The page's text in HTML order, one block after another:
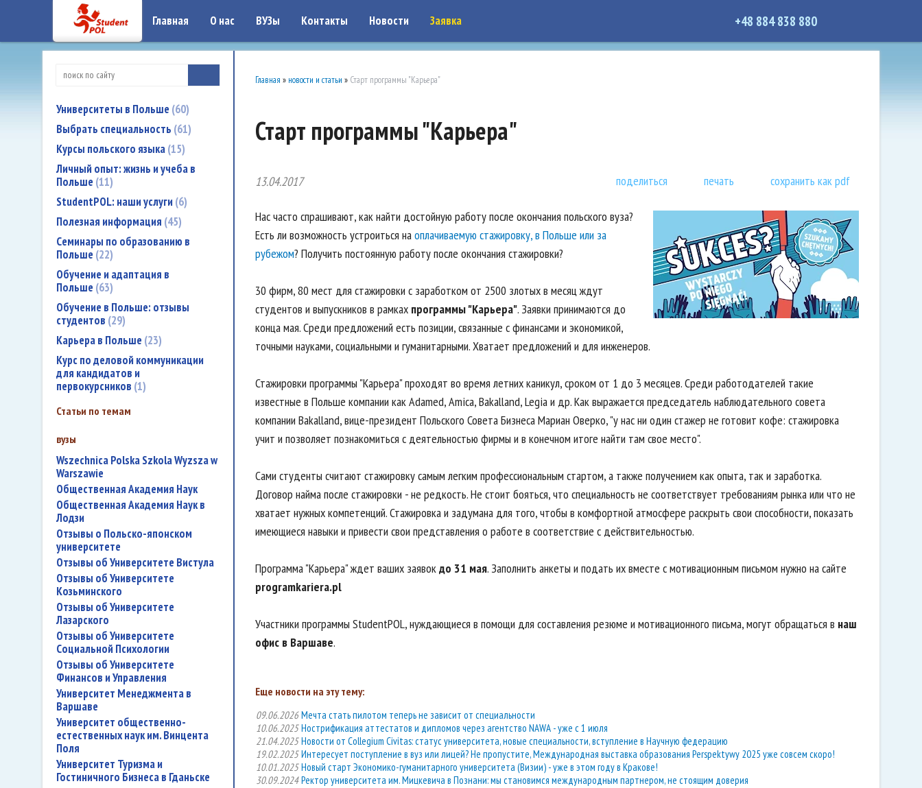
google-site-verification: google7a917c261df1566b.htmlgoogle-site-verification: google7a917c261df1566b.html
Главная О нас ВУЗы Контакты Новости Заявка +48 884 838 880
Университеты в Польше 60
Выбрать специальность 61
Курсы польского языка 15
Личный опыт: жизнь и учеба в
Польше 11
StudentPOL: наши услуги 6
Полезная информация 45
Семинары по образованию в
Польше 22
Обучение и адаптация в
Польше 63
Обучение в Польше: отзывы
студентов 29
Карьера в Польше 23
Курс по деловой коммуникации
для кандидатов и
первокурсников 1
Статьи по темам
вузы
Wszechnica Polska Szkola Wyzsza w
Warszawie
Общественная Академия Наук
Общественная Академия Наук в
Лодзи
Отзывы о Польско-японском
университете
Отзывы об Университете Вистула
Отзывы об Университете
Козьминского
Отзывы об Университете
Лазарского
Отзывы об Университете
Социальной Психологии
Отзывы об Университете
Финансов и Управления
Университет Менеджмента в
Варшаве
Университет общественно-
естественных наук им. Винцента
Поля
Университет Туризма и
Гостиничного Бизнеса в Гданьске
Главная » новости и статьи » Старт программы "Карьера"
Старт программы "Карьера"
13.04.2017 поделиться печать сохранить как pdf
Нас часто спрашивают, как найти достойную работу после окончания польского вуза?
Есть ли возможность устроиться наоплачиваемую стажировку, в Польше или за
рубежом? Получить постоянную работу после окончания стажировки?
30 фирм, 80 мест для стажировки с заработком от 2500 злотых в месяц ждут
студентов и выпускников в рамках программы "Карьера". Заявки принимаются до
конца мая. Среди предложений есть позиции, связанные с финансами и экономикой,
точными науками, социальными и гуманитарными. Хватает предложений и для инженеров.
Стажировки программы "Карьера" проходят во время летних каникул, сроком от 1 до 3 месяцев. Среди работодателей такие
известные в Польше компании как Adamed, Amica, Bakalland, Legia и др. Как выражается председатель наблюдательного совета
компании Bakalland, вице-президент Польского Совета Бизнеса Мариан Оверко, "у нас ни один стажер не готовит кофе: стажировка
учит и позволяет познакомиться с деятельностью фирмы и в конечном итоге найти там свое место".
Сами студенты считают стажировку самым легким профессиональным стартом, а также получением как опыта, так и заработка.
Договор найма после стажировки - не редкость. Не стоит бояться, что специальность не соответствует требованиям рынка или что не
хватает нужных компетенций. Стажировка и задумана для того, чтобы в комфортной атмосфере раскрыть свои способности, показать
имеющиеся навыки и привести свои представления о работе в соответствие с действительностью.
Программа "Карьера" ждет ваших заявокдо 31 мая. Заполнить анкеты и подать их вместе с мотивационным письмом нужно на сайте
programkariera.pl
Участники программы StudentPOL, нуждающиеся в помощи для составления резюме и мотивационного письма, могут обращаться в наш
офис в Варшаве.
Еще новости на эту тему:
09.06.2026 Мечта стать пилотом теперь не зависит от специальности
10.06.2025 Нострификация аттестатов и дипломов через агентство NAWA - уже с 1 июля
21.04.2025 Новости от Collegium Civitas: статус университета, новые специальности, вступление в Научную федерацию
19.02.2025 Интересует поступление в вуз или лицей? Не пропустите, Международная выставка образования Perspektywy 2025 уже совсем скоро!
10.01.2025 Новый старт Экономико-гуманитарного университета (Визии) - уже в этом году в Кракове!
30.09.2024 Ректор университета им. Мицкевича в Познани: мы становимся международным партнером, не стоящим доверия